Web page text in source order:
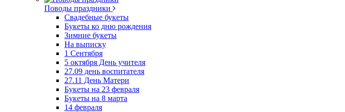
Поводы праздники
Свадебные букеты
Букеты ко дню рождения
Зимние букеты
На выписку
1 Сентября
5 октября День учителя
27.09 день воспитателя
27.11 День Матери
Букеты на 23 февраля
Букеты на 8 марта
14 февраля